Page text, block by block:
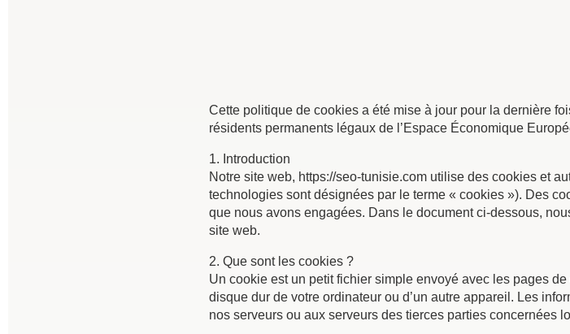
Cette politique de cookies a été mise à jour pour la dernière
résidents permanents légaux de l’Espace Économique
1. Introduction
Notre site web, https://seo-tunisie.com utilise des cookies et
technologies sont désignées par le terme « cookies »). Des
que nous avons engagées. Dans le document ci-dessous,
site web.
2. Que sont les cookies ?
Un cookie est un petit fichier simple envoyé avec les pages
disque dur de votre ordinateur ou d’un autre appareil. Les
nos serveurs ou aux serveurs des tierces parties concernées